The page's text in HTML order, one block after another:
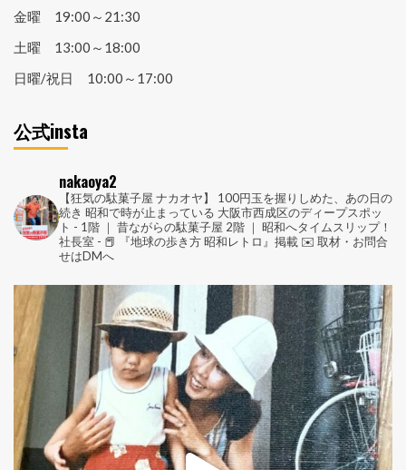
金曜 19:00～21:30
土曜 13:00～18:00
日曜/祝日 10:00～17:00
公式insta
nakaoya2
【狂気の駄菓子屋 ナカオヤ】
100円玉を握りしめた、あの日の
続き 昭和で時が止まっている 大阪市西成区のディープスポッ
ト - 1階 ｜ 昔ながらの駄菓子屋 2階 ｜ 昭和へタイムスリップ！
社長室 - 📕 『地球の歩き方 昭和レトロ』掲載 ✉️ 取材・お問合
せはDMへ